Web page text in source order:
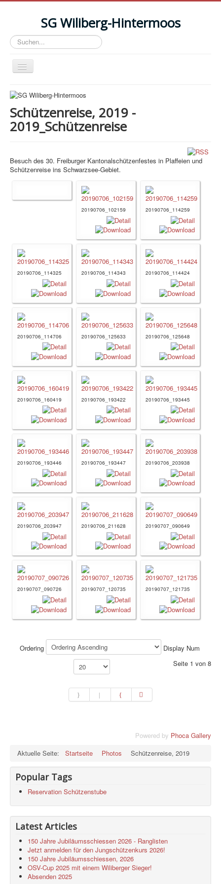
SG Wiliberg-Hintermoos
Suchen...
Toggle
Navigation
News
Anlässe/Events
Termine
Schiessplatz Reitnau
Schützenstube mieten
Schützenreise, 2019 -
2019_Schützenreise
Besuch des 30. Freiburger Kantonalschützenfestes in Plaffeien und
Schützenreise ins Schwarzsee-Gebiet.
20190706_102159 20190706_114259
20190706_114325 20190706_114343 20190706_114424
20190706_114706 20190706_125633 20190706_125648
20190706_160419 20190706_193422 20190706_193445
20190706_193446 20190706_193447 20190706_203938
20190706_203947 20190706_211628 20190707_090649
20190707_090726 20190707_120735 20190707_121735
Ordering
Display Num
Seite 1 von 8
Powered by Phoca Gallery
Aktuelle Seite:
Startseite Photos Schützenreise, 2019
Popular Tags
Reservation Schützenstube
Latest Articles
150 Jahre Jubiläumsschiessen 2026 - Ranglisten
Jetzt anmelden für den Jungschützenkurs 2026!
150 Jahre Jubiläumsschiessen, 2026
OSV-Cup 2025 mit einem Wiliberger Sieger!
Absenden 2025